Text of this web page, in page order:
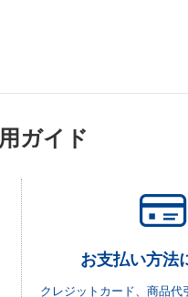
ガイド
お支払い方法
クレジットカード、商品代